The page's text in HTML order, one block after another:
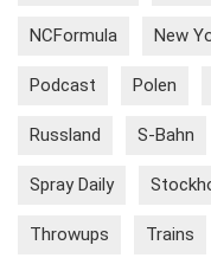
NCFormula New
Podcast Polen
Russland S-Bahn
Spray Daily
Throwups Trains